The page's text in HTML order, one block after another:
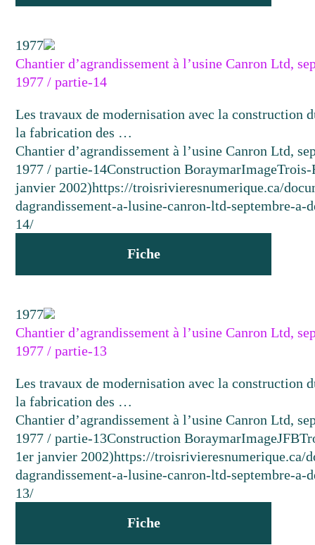
1977
Chantier d’agrandissement à l’usine Canron Ltd,
1977 / partie-14
Les travaux de modernisation avec la construction
la fabrication des …
Chantier d’agrandissement à l’usine Canron Ltd,
1977 / partie-14Construction BoraymarImageTrois-
janvier 2002)https://troisrivieresnumerique.ca/
dagrandissement-a-lusine-canron-ltd-septembre-a-
14/
Fiche
1977
Chantier d’agrandissement à l’usine Canron Ltd,
1977 / partie-13
Les travaux de modernisation avec la construction
la fabrication des …
Chantier d’agrandissement à l’usine Canron Ltd,
1977 / partie-13Construction BoraymarImageJFB
1er janvier 2002)https://troisrivieresnumerique.ca/
dagrandissement-a-lusine-canron-ltd-septembre-a-
13/
Fiche